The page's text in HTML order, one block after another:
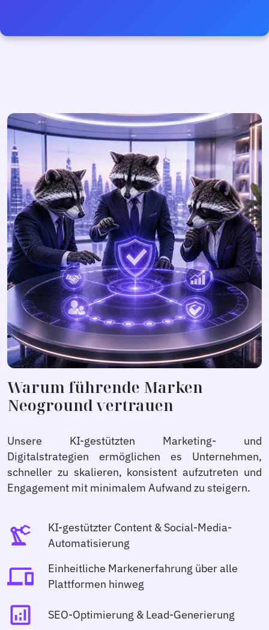
Warum führende Marken
Neoground vertrauen
Unsere KI-gestützten Marketing- und
Digitalstrategien ermöglichen es Unternehmen,
schneller zu skalieren, konsistent aufzutreten und
Engagement mit minimalem Aufwand zu steigern.
precision_manufacturing
KI-gestützter Content & Social-Media-
Automatisierung
devices
Einheitliche Markenerfahrung über alle
Plattformen hinweg
analytics SEO-Optimierung & Lead-Generierung